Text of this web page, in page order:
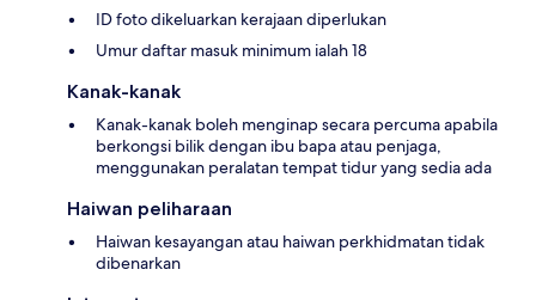
ID foto dikeluarkan kerajaan diperlukan
Umur daftar masuk minimum ialah 18
Kanak-kanak
Kanak-kanak boleh menginap secara percuma apabila
berkongsi bilik dengan ibu bapa atau penjaga,
menggunakan peralatan tempat tidur yang sedia ada
Haiwan peliharaan
Haiwan kesayangan atau haiwan perkhidmatan tidak
dibenarkan